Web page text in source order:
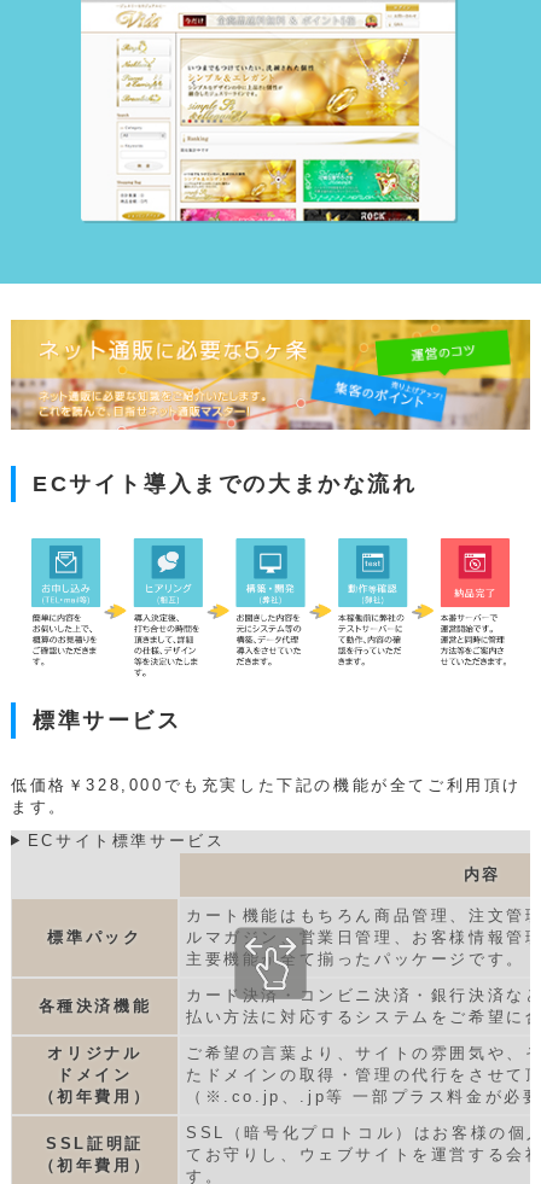
ECサイト導入までの大まかな流れ
標準サービス
低価格￥328,000でも充実した下記の機能が全てご利用頂け
ます。
ECサイト標準サービス
内容
標準パック
カート機能はもちろん商品管理、注文管
ルマガジン、営業日管理、お客様情報管
主要機能が全て揃ったパッケージです。
各種決済機能
カード決済・コンビニ決済・銀行決済な
払い方法に対応するシステムをご希望に
オリジナル
ドメイン
（初年費用）
ご希望の言葉より、サイトの雰囲気や、
たドメインの取得・管理の代行をさせて
（※.co.jp、.jp等 一部プラス料金が必
SSL証明証
（初年費用）
SSL（暗号化プロトコル）はお客様の個
てお守りし、ウェブサイトを運営する会
す。